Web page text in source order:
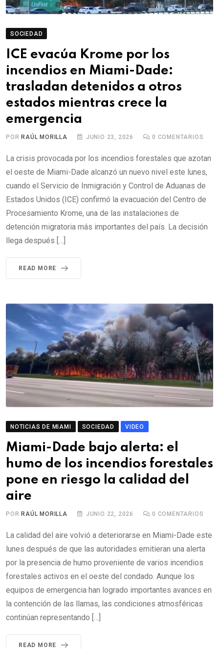
SOCIEDAD
ICE evacúa Krome por los
incendios en Miami-Dade:
trasladan detenidos a otros
estados mientras crece la
emergencia
POR RAÚL MORILLA JUNIO 23, 2026 0 COMENTARIOS
La crisis provocada por los incendios forestales que azotan
el oeste de Miami-Dade alcanzó un nuevo nivel este lunes,
cuando el Servicio de Inmigración y Control de Aduanas de
Estados Unidos (ICE) confirmó la evacuación del Centro de
Procesamiento Krome, una de las instalaciones de
detención migratoria más importantes del país. La decisión
llega después […]
READ MORE
NOTICIAS DE MIAMI SOCIEDAD VIDEO
Miami-Dade bajo alerta: el
humo de los incendios forestales
pone en riesgo la calidad del
aire
POR RAÚL MORILLA JUNIO 22, 2026 0 COMENTARIOS
La calidad del aire volvió a deteriorarse en Miami-Dade este
lunes después de que las autoridades emitieran una alerta
por la presencia de humo proveniente de varios incendios
forestales activos en el oeste del condado. Aunque los
equipos de emergencia han logrado importantes avances en
la contención de las llamas, las condiciones atmosféricas
continúan representando […]
READ MORE